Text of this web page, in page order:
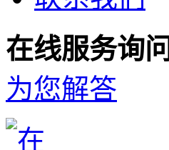
在线服务询问
为您解答